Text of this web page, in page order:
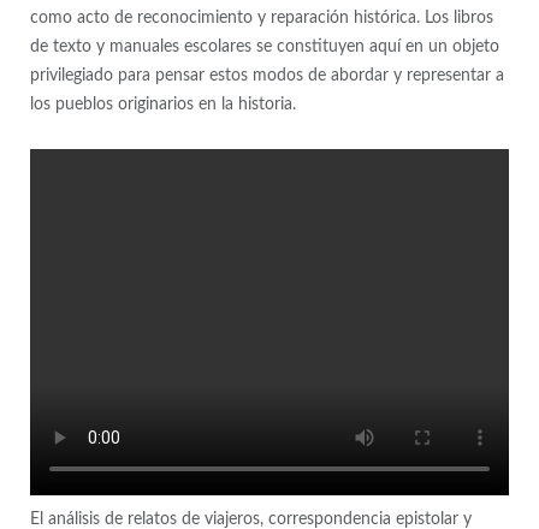
como acto de reconocimiento y reparación histórica. Los libros
de texto y manuales escolares se constituyen aquí en un objeto
privilegiado para pensar estos modos de abordar y representar a
los pueblos originarios en la historia.
El análisis de relatos de viajeros, correspondencia epistolar y